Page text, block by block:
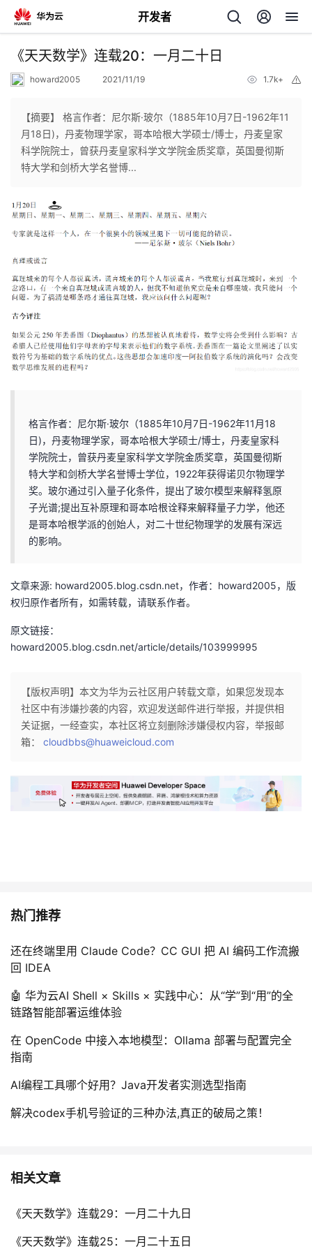
开发者
返
个
人
主
我
的
发
者
我
博
客
的
论
坛
我
的
圈
子
我
的
直
我
的
动
我
关
注
的
开
者
学
堂
程
认
证
的
实
我
的
藏
我
支
持
支
持
声
建
《天天数学》连载20：一月二十日
howard2005 2021/11/19 1.7k+
【摘要】 格言作者：尼尔斯·玻尔（1885年10月7日-1962年11
月18日)，丹麦物理学家，哥本哈根大学硕士/博士，丹麦皇家
科学院院士，曾获丹麦皇家科学文学院金质奖章，英国曼彻斯
特大学和剑桥大学名誉博...
格言作者：尼尔斯·玻尔（1885年10月7日-1962年11月18
日)，丹麦物理学家，哥本哈根大学硕士/博士，丹麦皇家科
学院院士，曾获丹麦皇家科学文学院金质奖章，英国曼彻斯
特大学和剑桥大学名誉博士学位，1922年获得诺贝尔物理学
奖。玻尔通过引入量子化条件，提出了玻尔模型来解释氢原
子光谱;提出互补原理和哥本哈根诠释来解释量子力学，他还
是哥本哈根学派的创始人，对二十世纪物理学的发展有深远
的影响。
文章来源: howard2005.blog.csdn.net，作者：howard2005，版
权归原作者所有，如需转载，请联系作者。
原文链接：
howard2005.blog.csdn.net/article/details/103999995
【版权声明】本文为华为云社区用户转载文章，如果您发现本
社区中有涉嫌抄袭的内容，欢迎发送邮件进行举报，并提供相
关证据，一经查实，本社区将立刻删除涉嫌侵权内容，举报邮
箱： cloudbbs@huaweicloud.com
热门推荐
还在终端里用 Claude Code？CC GUI 把 AI 编码工作流搬
回 IDEA
🤖 华为云AI Shell × Skills × 实践中心：从“学”到“用”的全
链路智能部署运维体验
在 OpenCode 中接入本地模型：Ollama 部署与配置完全
指南
AI编程工具哪个好用？Java开发者实测选型指南
解决codex手机号验证的三种办法,真正的破局之策！
相关文章
《天天数学》连载29：一月二十九日
《天天数学》连载25：一月二十五日